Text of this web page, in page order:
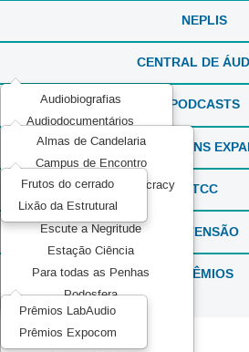
NEPLIS
CENTRAL DE
Audiobiografias
Audiodocumentários
ExperimentaSONS
Ficção em Áudio
Produções Experimentais
Recorda_SONS
Reportagens Especiais
Série ou Programa Especial
Sintonia Literária
TeMATIZaSONS
PODCASTS
Almas de Candelaria
Campus de Encontro
Communication and Democracy
Elas por Elas
Escute a Negritude
Estação Ciência
Para todas as Penhas
Podosfera
Pretos no topo
Mídia Pública
REPORTAGENS
Frutos do cerrado
Lixão da Estrutural
TCC
EXTENSÃO
PRÊMIOS
Prêmios LabAudio
Prêmios Expocom